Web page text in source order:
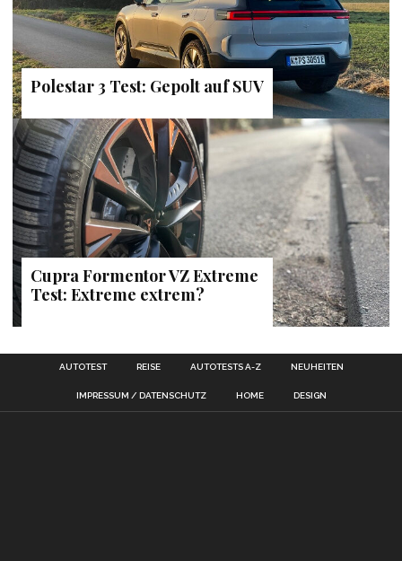
Polestar 3 Test: Gepolt auf SUV
Cupra Formentor VZ Extreme
Test: Extreme extrem?
AUTOTEST REISE AUTOTESTS A-Z NEUHEITEN
IMPRESSUM / DATENSCHUTZ HOME DESIGN